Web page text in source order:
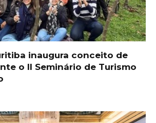
inaugura conceito de
o II Seminário de Turismo